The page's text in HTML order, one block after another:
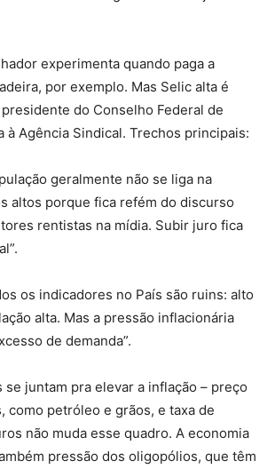
experimenta quando paga a
por exemplo. Mas Selic alta é
do Conselho Federal de
à Agência Sindical. Trechos principais:
geralmente não se liga na
altos porque fica refém do discurso
rentistas na mídia. Subir juro fica
os indicadores no País são ruins: alto
alta. Mas a pressão inflacionária
de demanda”.
se juntam pra elevar a inflação – preço
como petróleo e grãos, e taxa de
não muda esse quadro. A economia
pressão dos oligopólios, que têm